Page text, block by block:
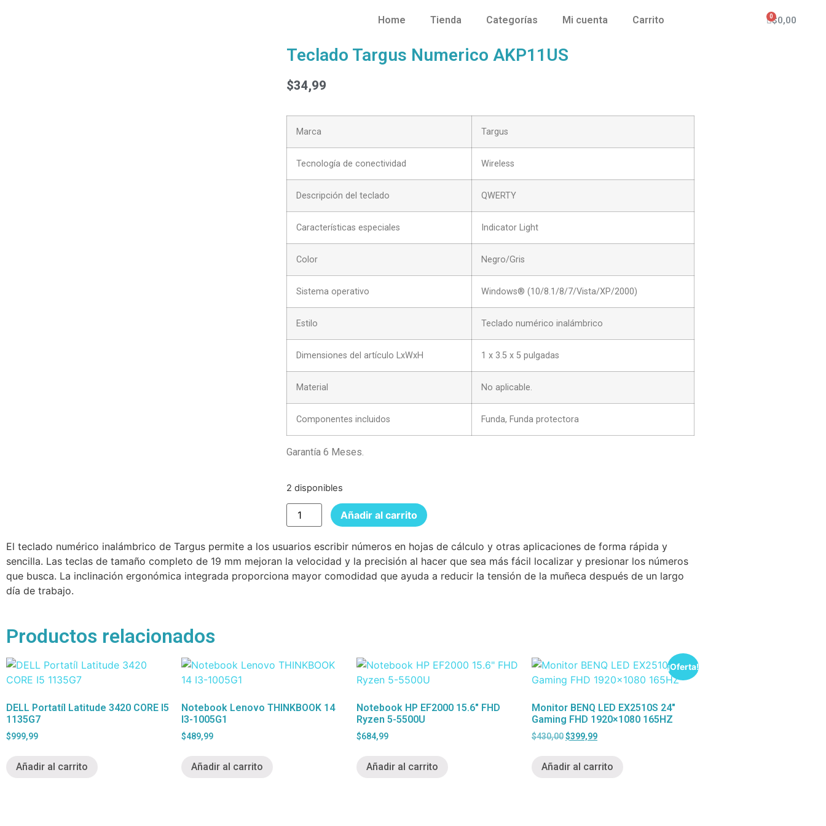
Home Tienda Categorías Mi cuenta Carrito $0,00
Teclado Targus Numerico AKP11US
$34,99
Marca Targus
Tecnología de conectividad Wireless
Descripción del teclado QWERTY
Características especiales Indicator Light
Color Negro/Gris
Sistema operativo Windows® (10/8.1/8/7/Vista/XP/2000)
Estilo Teclado numérico inalámbrico
Dimensiones del artículo LxWxH 1 x 3.5 x 5 pulgadas
Material No aplicable.
Componentes incluidos Funda, Funda protectora
Garantía 6 Meses.
2 disponibles
Añadir al carrito
El teclado numérico inalámbrico de Targus permite a los usuarios escribir números en hojas de cálculo y otras aplicaciones de forma rápida y
sencilla. Las teclas de tamaño completo de 19 mm mejoran la velocidad y la precisión al hacer que sea más fácil localizar y presionar los números
que busca. La inclinación ergonómica integrada proporciona mayor comodidad que ayuda a reducir la tensión de la muñeca después de un largo
día de trabajo.
Productos relacionados
DELL Portatíl Latitude 3420 CORE I5
1135G7
$999,99
Añadir al carrito
Notebook Lenovo THINKBOOK 14
I3-1005G1
$489,99
Añadir al carrito
Notebook HP EF2000 15.6″ FHD
Ryzen 5-5500U
$684,99
Añadir al carrito
¡Oferta!
Monitor BENQ LED EX2510S 24″
Gaming FHD 1920×1080 165HZ
$430,00$399,99
Añadir al carrito